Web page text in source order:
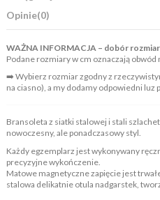
Opinie(0)
WAŻNA INFORMACJA – dobór
Podane rozmiary w cm oznaczają obwód
➡️ Wybierz rozmiar zgodny z
na ciasno), a my dodamy odpowiedni
Bransoleta z siatki stalowej i stali
nowoczesny, ale ponadczasowy styl.
Każdy egzemplarz jest wykonywany
precyzyjne wykończenie.
Matowe magnetyczne zapięcie jest
stalowa delikatnie otula nadgarstek,